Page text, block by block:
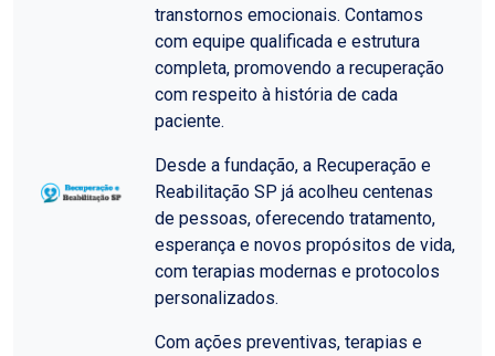
transtornos emocionais. Contamos
com equipe qualificada e estrutura
completa, promovendo a recuperação
com respeito à história de cada
paciente.
Desde a fundação, a Recuperação e
Reabilitação SP já acolheu centenas
de pessoas, oferecendo tratamento,
esperança e novos propósitos de vida,
com terapias modernas e protocolos
personalizados.
Com ações preventivas, terapias e